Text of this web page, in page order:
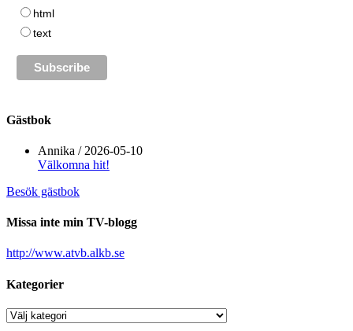
html
text
Gästbok
Annika / 2026-05-10
Välkomna hit!
Besök gästbok
Missa inte min TV-blogg
http://www.atvb.alkb.se
Kategorier
Kategorier